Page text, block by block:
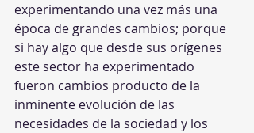
experimentando una vez más una
época de grandes cambios; porque
si hay algo que desde sus orígenes
este sector ha experimentado
fueron cambios producto de la
inminente evolución de las
necesidades de la sociedad y los